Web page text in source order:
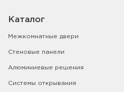
Каталог
Межкомнатные двери
Стеновые панели
Алюминиевые решения
Системы открывания